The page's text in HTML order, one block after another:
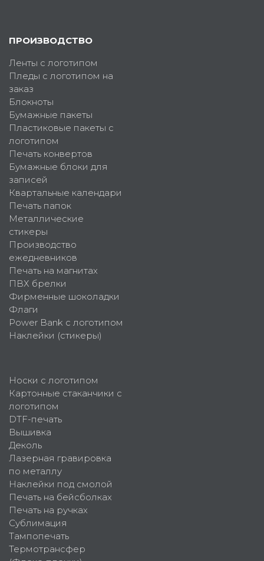
ПРОИЗВОДСТВО
Ленты с логотипом
Пледы с логотипом на
заказ
Блокноты
Бумажные пакеты
Пластиковые пакеты с
логотипом
Печать конвертов
Бумажные блоки для
записей
Квартальные календари
Печать папок
Металлические
стикеры
Производство
ежедневников
Печать на магнитах
ПВХ брелки
Фирменные шоколадки
Флаги
Power Bank с логотипом
Наклейки (стикеры)
Носки с логотипом
Картонные стаканчики с
логотипом
DTF-печать
Вышивка
Деколь
Лазерная гравировка
по металлу
Наклейки под смолой
Печать на бейсболках
Печать на ручках
Сублимация
Тампопечать
Термотрансфер